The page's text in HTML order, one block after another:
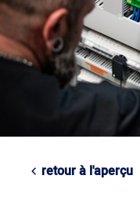
retour à l'aperçu